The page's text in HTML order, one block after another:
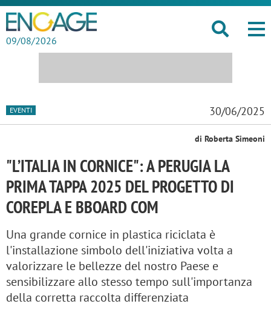
09/08/2026
EVENTI 30/06/2025
di Roberta Simeoni
"L’ITALIA IN CORNICE": A PERUGIA LA
PRIMA TAPPA 2025 DEL PROGETTO DI
COREPLA E BBOARD COM
Una grande cornice in plastica riciclata è
l'installazione simbolo dell'iniziativa volta a
valorizzare le bellezze del nostro Paese e
sensibilizzare allo stesso tempo sull'importanza
della corretta raccolta differenziata